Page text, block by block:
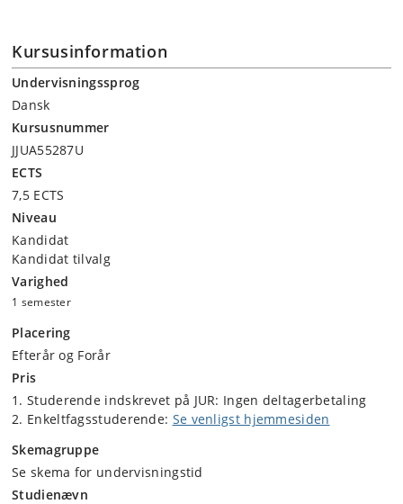
Kursusinformation
Undervisningssprog
Dansk
Kursusnummer
JJUA55287U
ECTS
7,5 ECTS
Niveau
Kandidat
Kandidat tilvalg
Varighed
1 semester
Placering
Efterår og Forår
Pris
Studerende indskrevet på JUR: Ingen deltagerbetaling
Enkeltfagsstuderende: Se venligst hjemmesiden
Skemagruppe
Se skema for undervisningstid
Studienævn